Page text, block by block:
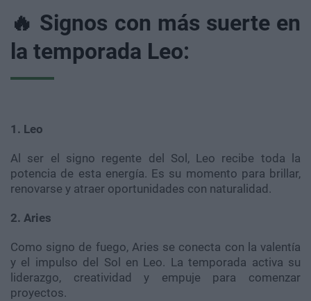
🔥 Signos con más suerte en
la temporada Leo:
1. Leo
Al ser el signo regente del Sol, Leo recibe toda la
potencia de esta energía. Es su momento para brillar,
renovarse y atraer oportunidades con naturalidad.
2. Aries
Como signo de fuego, Aries se conecta con la valentía
y el impulso del Sol en Leo. La temporada activa su
liderazgo, creatividad y empuje para comenzar
proyectos.